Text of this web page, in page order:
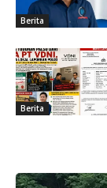
Berita
Berita